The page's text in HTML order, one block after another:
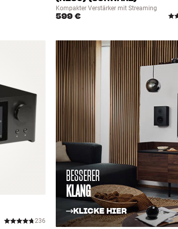
Kompakter Verstärker mit Streaming
599 €
236
BESSERER
KLANG
KLICKE HIER